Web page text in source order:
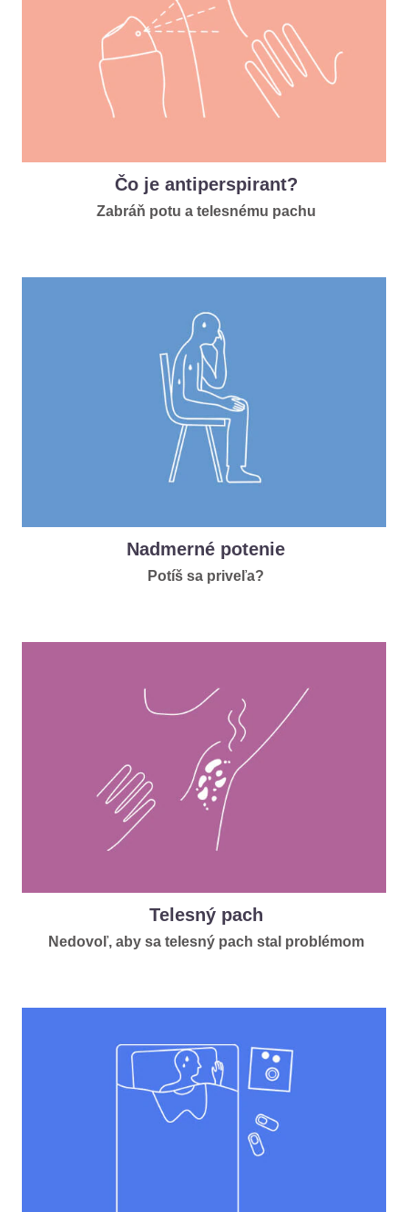
Čo je antiperspirant?
Zabráň potu a telesnému pachu
Nadmerné potenie
Potíš sa priveľa?
Telesný pach
Nedovoľ, aby sa telesný pach stal problémom